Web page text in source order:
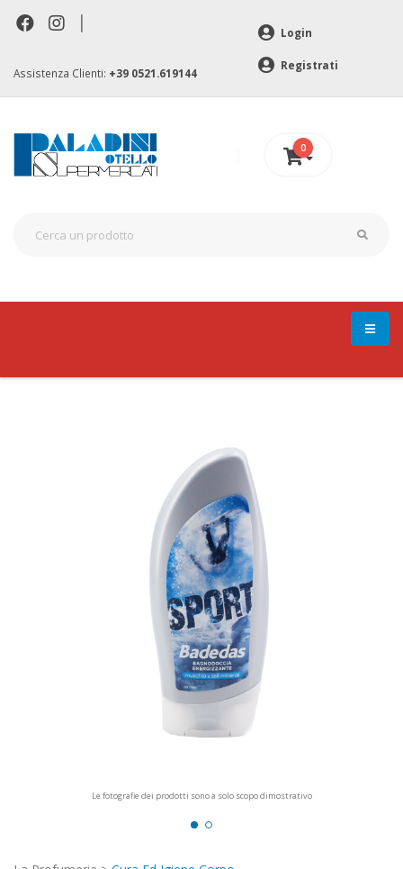
|
Assistenza Clienti: +39 0521.619144
Login
Registrati
0
Le fotografie dei prodotti sono a solo scopo dimostrativo